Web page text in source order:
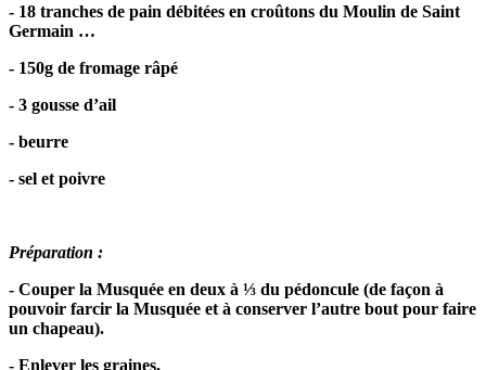
- 18 tranches de pain débitées en croûtons du Moulin de Saint
Germain …
- 150g de fromage râpé
- 3 gousse d’ail
- beurre
- sel et poivre
Préparation :
- Couper la Musquée en deux à ⅓ du pédoncule (de façon à
pouvoir farcir la Musquée et à conserver l’autre bout pour faire
un chapeau).
- Enlever les graines.